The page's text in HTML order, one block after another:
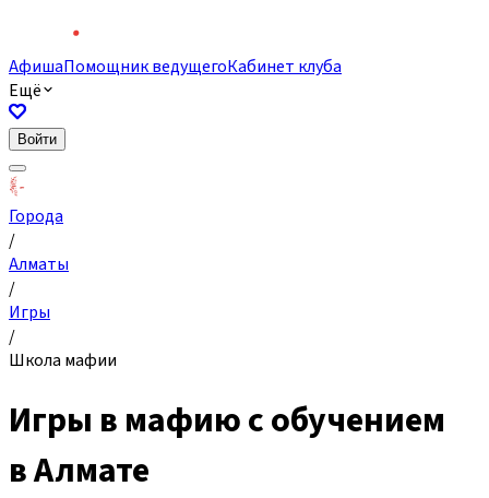
АфишаПомощник ведущегоКабинет клуба
Ещё
Войти
Города
/
Алматы
/
Игры
/
Школа мафии
Игры в мафию с обучением
в Алмате